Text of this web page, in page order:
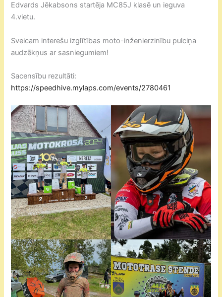
Edvards Jēkabsons startēja MC85J klasē un ieguva
4.vietu.
Sveicam interešu izglītības moto-inženierzinību pulciņa
audzēkņus ar sasniegumiem!
Sacensību rezultāti:
https://speedhive.mylaps.com/events/2780461